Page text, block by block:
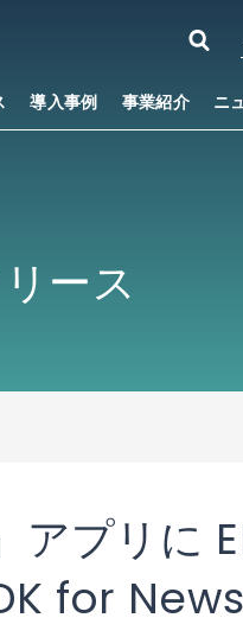
導入事例 事業紹介 ニ
ース
アプリに
for